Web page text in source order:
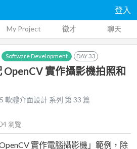
登入
My Project 徵才 聊天
Software Development DAY33
OpenCV 實作攝影機拍照和
軟體介面設計 系列 第33 篇
瀏覽
實作電腦攝影機」範例，除